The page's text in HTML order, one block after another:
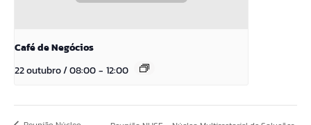
Café de Negócios
22 outubro / 08:00- 12:00